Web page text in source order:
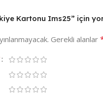
Kartonu Ims25” için
Gerekli alanlar